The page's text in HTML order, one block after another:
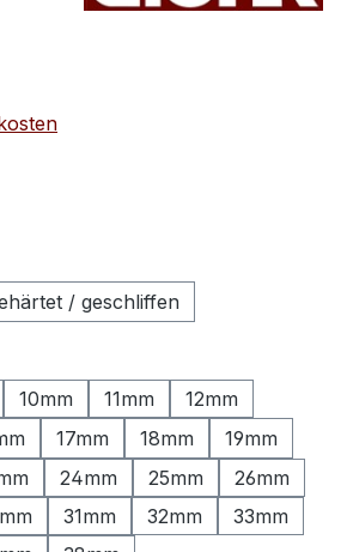
/ geschliffen
10mm 11mm
12mm
17mm 18mm
19mm
24mm 25mm
26mm
31mm 32mm
33mm